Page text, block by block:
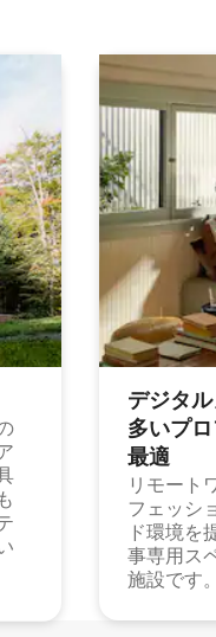
デジタ
多⁠いプ⁠
最⁠適
リモート
フェッシ
ド環境を
事専用ス
施設です。